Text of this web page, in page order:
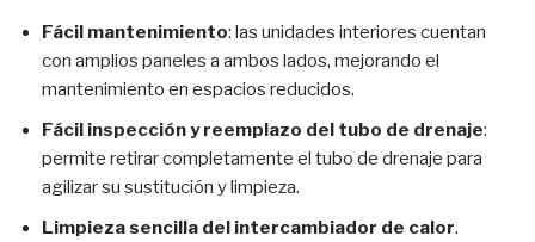
Fácil mantenimiento: las unidades interiores cuentan
con amplios paneles a ambos lados, mejorando el
mantenimiento en espacios reducidos.
Fácil inspección y reemplazo del tubo de drenaje:
permite retirar completamente el tubo de drenaje para
agilizar su sustitución y limpieza.
Limpieza sencilla del intercambiador de calor.